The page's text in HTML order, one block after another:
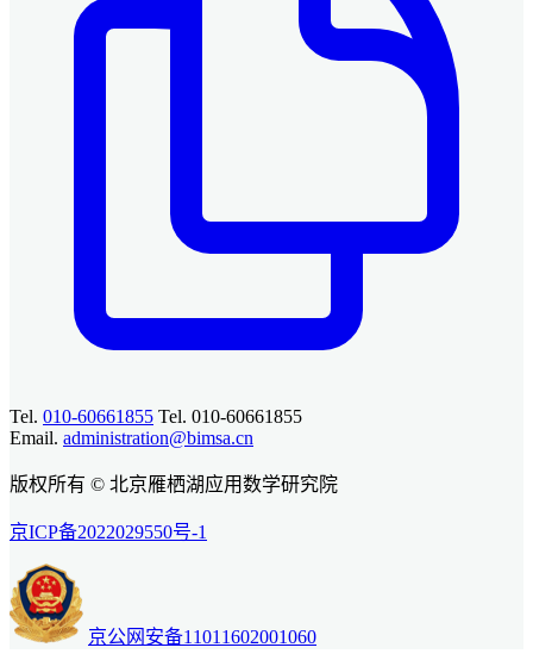
Tel. 010-60661855 Tel. 010-60661855
Email. administration@bimsa.cn
版权所有 © 北京雁栖湖应用数学研究院
京ICP备2022029550号-1
京公网安备11011602001060